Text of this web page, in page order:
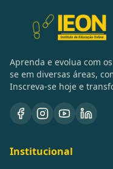
Aprenda e evolua com
se em diversas áreas,
Inscreva-se hoje e
Institucional